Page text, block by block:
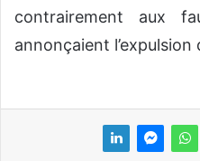
contrairement aux
annonçaient l’expulsion